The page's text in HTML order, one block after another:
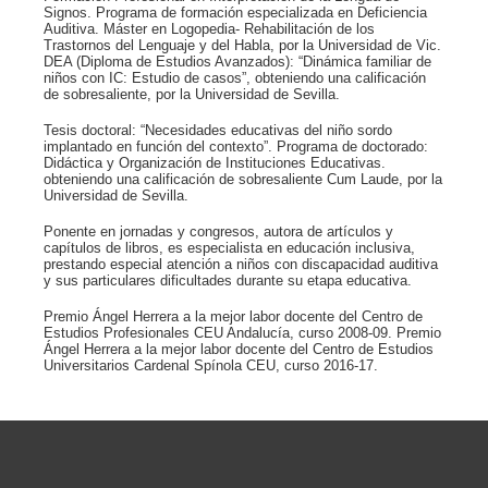
Signos. Programa de formación especializada en Deficiencia
Auditiva. Máster en Logopedia- Rehabilitación de los
Trastornos del Lenguaje y del Habla, por la Universidad de Vic.
DEA (Diploma de Estudios Avanzados): “Dinámica familiar de
niños con IC: Estudio de casos”, obteniendo una calificación
de sobresaliente, por la Universidad de Sevilla.
Tesis doctoral: “Necesidades educativas del niño sordo
implantado en función del contexto”. Programa de doctorado:
Didáctica y Organización de Instituciones Educativas.
obteniendo una calificación de sobresaliente Cum Laude, por la
Universidad de Sevilla.
Ponente en jornadas y congresos, autora de artículos y
capítulos de libros, es especialista en educación inclusiva,
prestando especial atención a niños con discapacidad auditiva
y sus particulares dificultades durante su etapa educativa.
Premio Ángel Herrera a la mejor labor docente del Centro de
Estudios Profesionales CEU Andalucía, curso 2008-09. Premio
Ángel Herrera a la mejor labor docente del Centro de Estudios
Universitarios Cardenal Spínola CEU, curso 2016-17.